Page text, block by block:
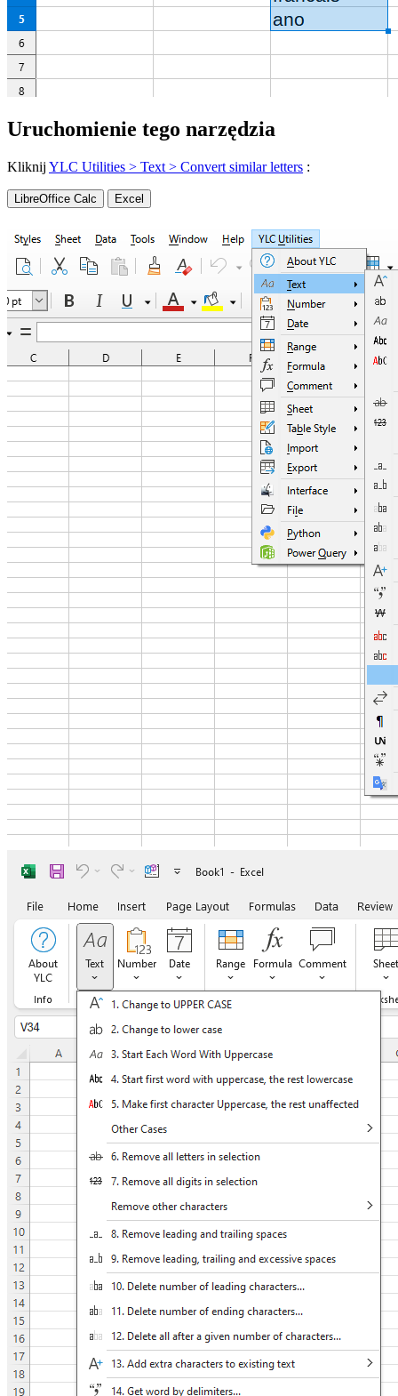
Uruchomienie tego narzędzia
Kliknij YLC Utilities > Text > Convert similar letters :
LibreOffice Calc Excel